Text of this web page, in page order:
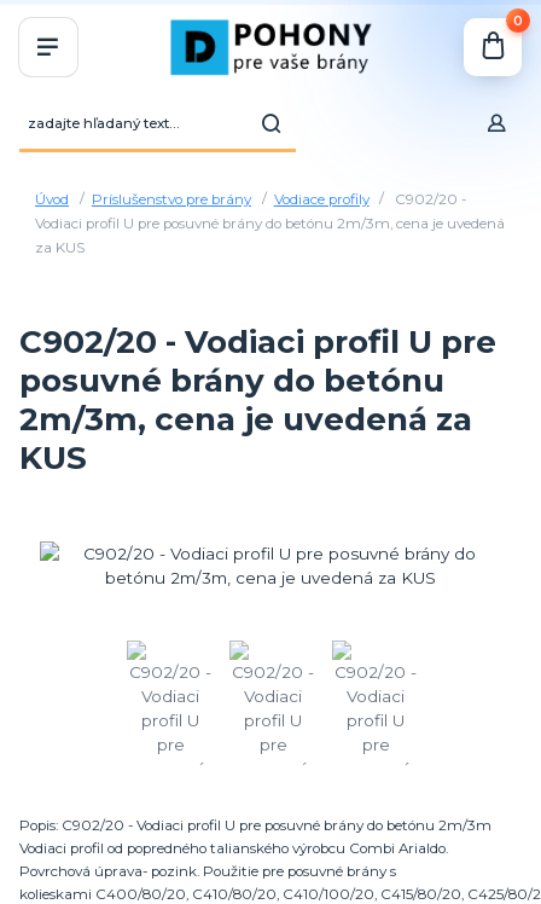
0
Úvod Príslušenstvo pre brány Vodiace profily
C902/20 -
Vodiaci profil U pre posuvné brány do betónu 2m/3m, cena je uvedená
za KUS
C902/20 - Vodiaci profil U pre
posuvné brány do betónu
2m/3m, cena je uvedená za
KUS
Popis: C902/20 - Vodiaci profil U pre posuvné brány do betónu 2m/3m
Vodiaci profil od popredného talianského výrobcu Combi Arialdo.
Povrchová úprava- pozink. Použitie pre posuvné brány s
kolieskami C400/80/20, C410/80/20, C410/100/20, C415/80/20, C425/